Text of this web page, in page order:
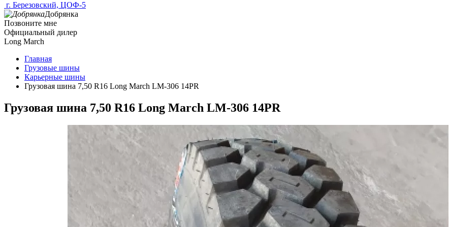
г. Березовский, ЦОФ-5
Добрянка
Позвоните мне
Официальный дилер
Long March
Главная
Грузовые шины
Карьерные шины
Грузовая шина 7,50 R16 Long March LM-306 14PR
Грузовая шина 7,50 R16 Long March LM-306 14PR